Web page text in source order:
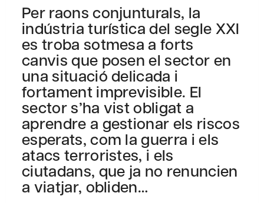
Per raons conjunturals, la
indústria turística del segle XXI
es troba sotmesa a forts
canvis que posen el sector en
una situació delicada i
fortament imprevisible. El
sector s’ha vist obligat a
aprendre a gestionar els riscos
esperats, com la guerra i els
atacs terroristes, i els
ciutadans, que ja no renuncien
a viatjar, obliden…